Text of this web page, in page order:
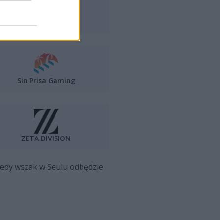
Sin Prisa Gaming
ZETA DIVISION
wszak w Seulu odbędzie